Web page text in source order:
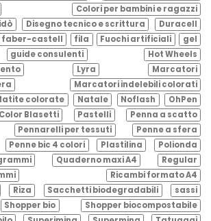
Colori per bambini e ragazzi
Disegno tecnico e scrittura
Duracell
faber-castell fila Fuochi artificiali
gel
guide consulenti
Hot Wheels
Lyra
Marcatori
Marcatori indelebili colorati
colorate Natale Noflash
OhPen
Blasetti Pastelli
Penna a scatto
Pennarelli per tessuti
Penne a sfera
Penne bic 4 colori Plastilina
Polionda
Quaderno maxi A4
Regular
Ricambi formato A4
Riza Sacchetti biodegradabili
sassi
Shopper bio
Shopper biocompostabile